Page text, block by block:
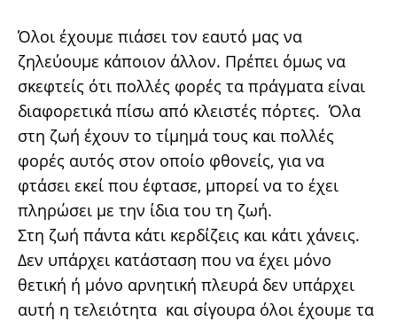
Όλοι έχουμε πιάσει τον εαυτό μας να
ζηλεύουμε κάποιον άλλον. Πρέπει όμως να
σκεφτείς ότι πολλές φορές τα πράγματα είναι
διαφορετικά πίσω από κλειστές πόρτες. Όλα
στη ζωή έχουν το τίμημά τους και πολλές
φορές αυτός στον οποίο φθονείς, για να
φτάσει εκεί που έφτασε, μπορεί να το έχει
πληρώσει με την ίδια του τη ζωή.
Στη ζωή πάντα κάτι κερδίζεις και κάτι χάνεις.
Δεν υπάρχει κατάσταση που να έχει μόνο
θετική ή μόνο αρνητική πλευρά δεν υπάρχει
αυτή η τελειότητα και σίγουρα όλοι έχουμε τα